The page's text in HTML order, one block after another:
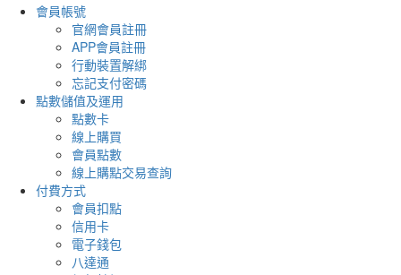
會員帳號
官網會員註冊
APP會員註冊
行動裝置解綁
忘記支付密碼
點數儲值及運用
點數卡
線上購買
會員點數
線上購點交易查詢
付費方式
會員扣點
信用卡
電子錢包
八達通